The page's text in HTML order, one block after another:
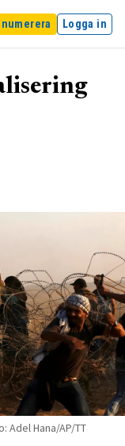
Logga in
Adel Hana/AP/TT